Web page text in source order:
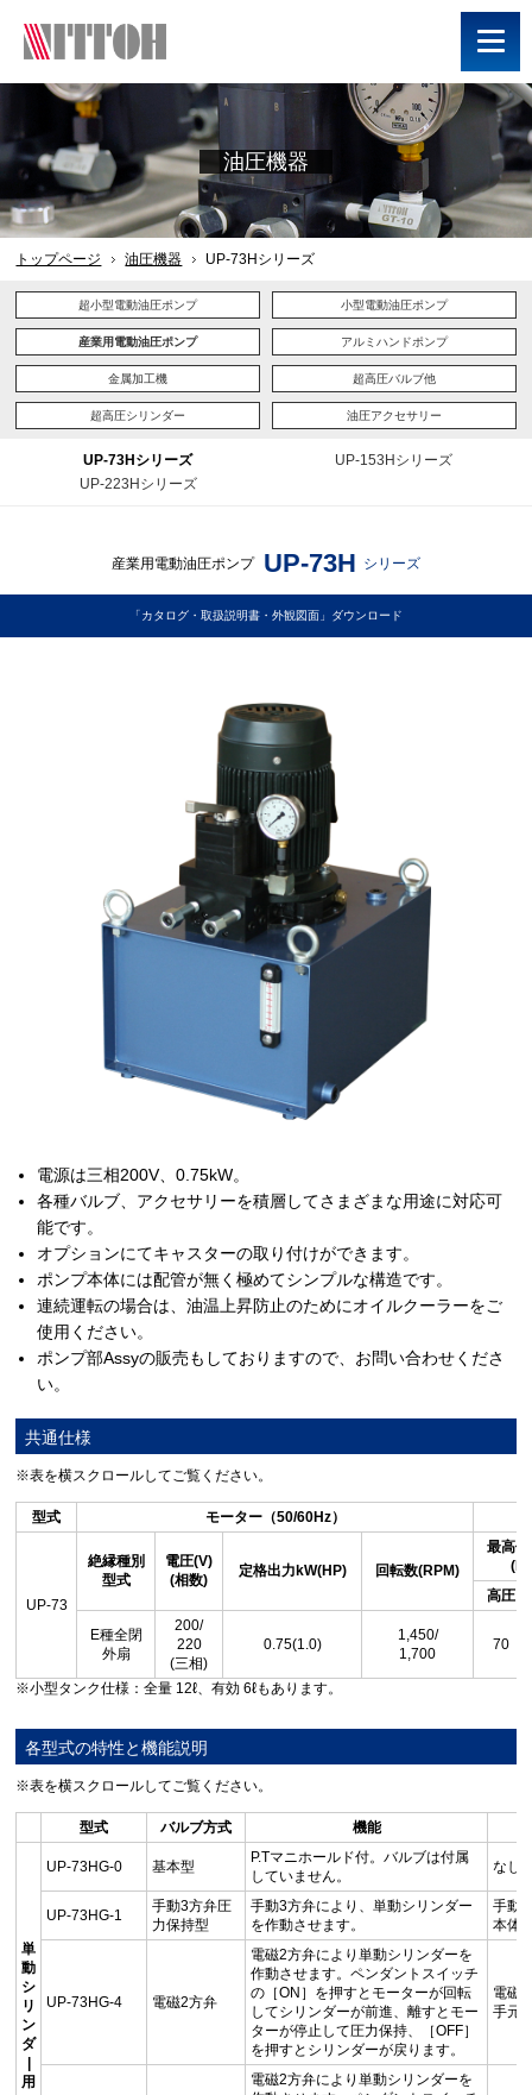
油圧機器
トップページ 油圧機器 UP-73Hシリーズ
超小型電動油圧ポンプ 小型電動油圧ポンプ
産業用電動油圧ポンプ アルミハンドポンプ
金属加工機 超高圧バルブ他
超高圧シリンダー 油圧アクセサリー
UP-73Hシリーズ
UP-153Hシリーズ
UP-223Hシリーズ
産業用電動油圧ポンプ UP-73H シリーズ
「カタログ・取扱説明書・外観図面」ダウンロード
電源は三相200V、0.75kW。
各種バルブ、アクセサリーを積層してさまざまな用途に対応可
能です。
オプションにてキャスターの取り付けができます。
ポンプ本体には配管が無く極めてシンプルな構造です。
連続運転の場合は、油温上昇防止のためにオイルクーラーをご
使用ください。
ポンプ部Assyの販売もしておりますので、お問い合わせくださ
い。
共通仕様
※表を横スクロールしてご覧ください。
型式 モーター（50/60Hz）
UP-73
絶縁種別
型式
電圧(V)
(相数)
定格出力kW(HP) 回転数(RPM)
最高
高圧
E種全閉
外扇
200/
220
(三相)
0.75(1.0)
1,450/
1,700
70
※小型タンク仕様：全量 12ℓ、有効 6ℓもあります。
各型式の特性と機能説明
※表を横スクロールしてご覧ください。
型式 バルブ方式 機能
単
動
シ
リ
ン
ダ
用
UP-73HG-0 基本型
P.Tマニホールド付。バルブは付属
していません。
なし
UP-73HG-1
手動3方弁圧
力保持型
手動3方弁により、単動シリンダー
を作動させます。
手動
本体
UP-73HG-4 電磁2方弁
電磁2方弁により単動シリンダーを
作動させます。ペンダントスイッチ
の［ON］を押すとモーターが回転
してシリンダーが前進、離すとモー
ターが停止して圧力保持、［OFF］
を押すとシリンダーが戻ります。
電磁
手元
電磁2方弁により単動シリンダーを